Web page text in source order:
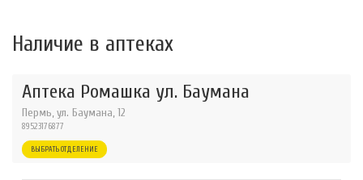
Наличие в аптеках
Аптека Ромашка ул. Баумана
Пермь, ул. Баумана, 12
89523176877
ВЫБРАТЬ ОТДЕЛЕНИЕ